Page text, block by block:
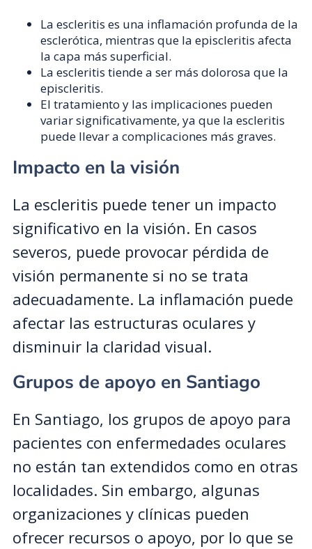
La escleritis es una inflamación profunda de la
esclerótica, mientras que la episcleritis afecta
la capa más superficial.
La escleritis tiende a ser más dolorosa que la
episcleritis.
El tratamiento y las implicaciones pueden
variar significativamente, ya que la escleritis
puede llevar a complicaciones más graves.
Impacto en la visión
La escleritis puede tener un impacto
significativo en la visión. En casos
severos, puede provocar pérdida de
visión permanente si no se trata
adecuadamente. La inflamación puede
afectar las estructuras oculares y
disminuir la claridad visual.
Grupos de apoyo en Santiago
En Santiago, los grupos de apoyo para
pacientes con enfermedades oculares
no están tan extendidos como en otras
localidades. Sin embargo, algunas
organizaciones y clínicas pueden
ofrecer recursos o apoyo, por lo que se